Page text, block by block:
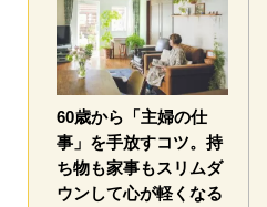
60歳から「主婦の仕
事」を手放すコツ。持
ち物も家事もスリムダ
ウンして心が軽くなる